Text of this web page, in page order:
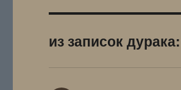
из записок